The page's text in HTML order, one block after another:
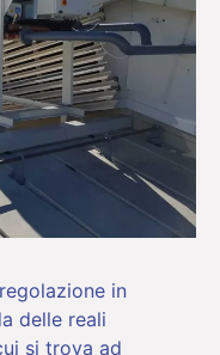
in
delle reali
si trova ad